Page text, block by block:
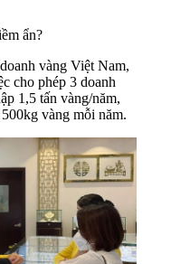
ẩn?
vàng Việt Nam,
cho phép 3 doanh
1,5 tấn vàng/năm,
vàng mỗi năm.